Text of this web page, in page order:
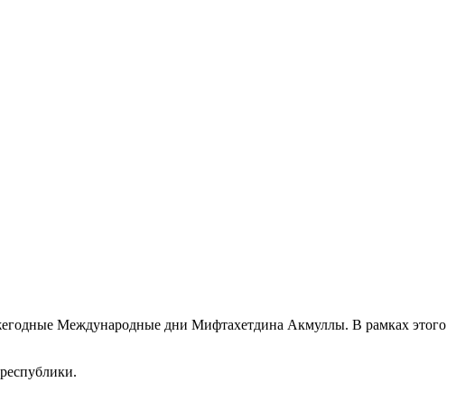
Международные дни Мифтахетдина Акмуллы. В рамках этого